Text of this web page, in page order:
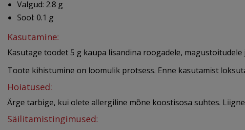
Valgud: 2.8 g
Sool: 0.1 g
Kasutamine:
Kasutage toodet 5 g kaupa lisandina roogadele,
Toote kihistumine on loomulik protsess. Enne kasutamist
Hoiatused:
Ärge tarbige, kui olete allergiline mõne koostisosa suhtes.
Säilitamistingimused: